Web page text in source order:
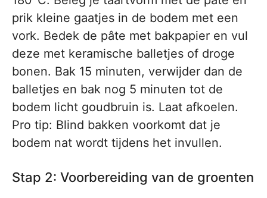
prik kleine gaatjes in de bodem met een
vork. Bedek de pâte met bakpapier en vul
deze met keramische balletjes of droge
bonen. Bak 15 minuten, verwijder dan de
balletjes en bak nog 5 minuten tot de
bodem licht goudbruin is. Laat afkoelen.
Pro tip: Blind bakken voorkomt dat je
bodem nat wordt tijdens het invullen.
Stap 2: Voorbereiding van de groenten